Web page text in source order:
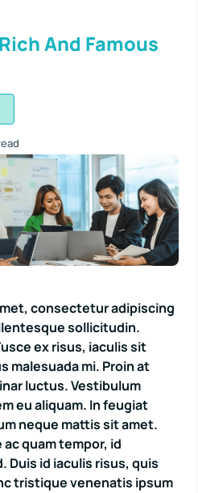
And Famous
mollitia velit dolorem
recusandae.
consectetur adipiscing
sollicitudin.
ex risus, iaculis sit
malesuada mi. Proin at
luctus. Vestibulum
eu aliquam. In feugiat
neque mattis sit amet.
quam tempor, id
id iaculis risus, quis
tristique venenatis ipsum